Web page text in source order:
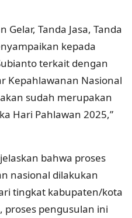
Gelar, Tanda Jasa, Tanda
kepada
terkait dengan
Kepahlawanan Nasional
sudah merupakan
Hari Pahlawan 2025,”
bahwa proses
nasional dilakukan
tingkat kabupaten/kota
proses pengusulan ini